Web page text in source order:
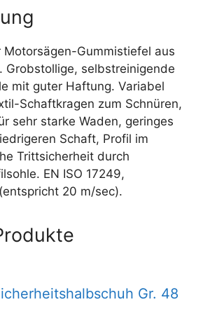
Gummistiefel aus
Grobstollige, selbstreinigende
mit guter Haftung. Variabel
Schaftkragen zum Schnüren,
sehr starke Waden, geringes
Schaft, Profil im
Trittsicherheit durch
EN ISO 17249,
20 m/sec).
Gr. 48